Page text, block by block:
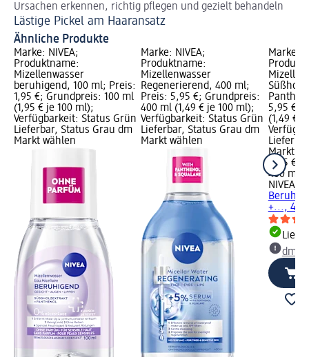
Ursachen erkennen, richtig pflegen und gezielt behandeln
Lästige Pickel am Haaransatz
Ähnliche Produkte
Marke: NIVEA;
Produktname:
Mizellenwasser
beruhigend, 100 ml; Preis:
1,95 €; Grundpreis: 100 ml
(1,95 € je 100 ml);
Verfügbarkeit: Status Grün
Lieferbar, Status Grau dm
Markt wählen
Marke: NIVEA;
Produktname:
Mizellenwasser
Regenerierend, 400 ml;
Preis: 5,95 €; Grundpreis:
400 ml (1,49 € je 100 ml);
Verfügbarkeit: Status Grün
Lieferbar, Status Grau dm
Markt wählen
Marke:
5,95 €;
(1,49 €
Markt
5,95 €
400 ml
NIVEA
+..., 400
dm